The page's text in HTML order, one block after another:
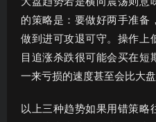
的策略是：要做好两手准备
做到进可攻退可守。操作上
目追涨杀跌很可能会买在短
一来亏损的速度甚至会比大
以上三种趋势如果用错策略